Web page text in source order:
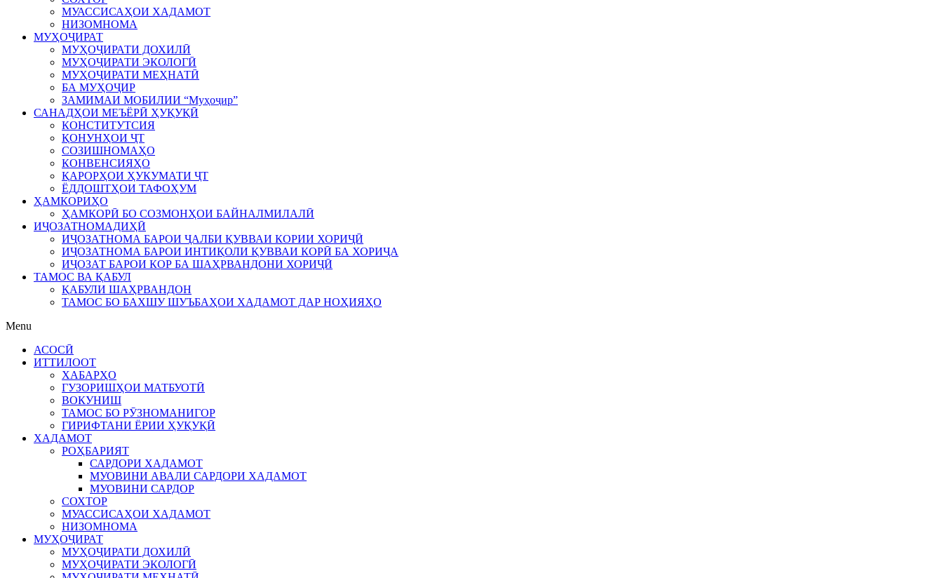
МУАССИСАҲОИ ХАДАМОТ
НИЗОМНОМА
МУҲОҶИРАТ
МУҲОҶИРАТИ ДОХИЛӢ
МУҲОҶИРАТИ ЭКОЛОГӢ
МУҲОҶИРАТИ МЕҲНАТӢ
БА МУҲОҶИР
ЗАМИМАИ МОБИЛИИ “Муҳоҷир”
САНАДҲОИ МЕЪЁРӢ ҲУҚУҚӢ
КОНСТИТУТСИЯ
ҚОНУНҲОИ ҶТ
СОЗИШНОМАҲО
КОНВЕНСИЯҲО
ҚАРОРҲОИ ҲУКУМАТИ ҶТ
ЁДДОШТҲОИ ТАФОҲУМ
ҲАМКОРИҲО
ҲАМКОРӢ БО СОЗМОНҲОИ БАЙНАЛМИЛАЛӢ
ИҶОЗАТНОМАДИҲӢ
ИҶОЗАТНОМА БАРОИ ҶАЛБИ ҚУВВАИ КОРИИ ХОРИҶӢ
ИҶОЗАТНОМА БАРОИ ИНТИҚОЛИ ҚУВВАИ КОРӢ БА ХОРИҶА
ИҶОЗАТ БАРОИ КОР БА ШАҲРВАНДОНИ ХОРИҶӢ
ТАМОС ВА ҚАБУЛ
ҚАБУЛИ ШАҲРВАНДОН
ТАМОС БО БАХШУ ШУЪБАҲОИ ХАДАМОТ ДАР НОҲИЯҲО
Menu
АСОСӢ
ИТТИЛООТ
ХАБАРҲО
ГУЗОРИШҲОИ МАТБУОТӢ
ВОКУНИШ
ТАМОС БО РӮЗНОМАНИГОР
ГИРИФТАНИ ЁРИИ ҲУҚУҚӢ
ХАДАМОТ
РОҲБАРИЯТ
САРДОРИ ХАДАМОТ
МУОВИНИ АВАЛИ САРДОРИ ХАДАМОТ
МУОВИНИ САРДОР
СОХТОР
МУАССИСАҲОИ ХАДАМОТ
НИЗОМНОМА
МУҲОҶИРАТ
МУҲОҶИРАТИ ДОХИЛӢ
МУҲОҶИРАТИ ЭКОЛОГӢ